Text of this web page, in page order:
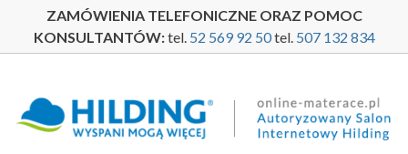
ZAMÓWIENIA TELEFONICZNE ORAZ POMOC
KONSULTANTÓW:tel. 52 569 92 50tel. 507 132 834